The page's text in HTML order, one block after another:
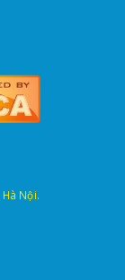
Nội.